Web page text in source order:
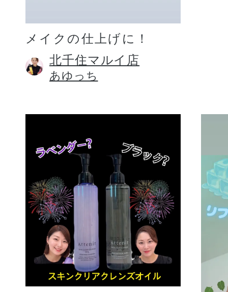
メイクの仕上げに！
北千住マルイ店
あゆっち